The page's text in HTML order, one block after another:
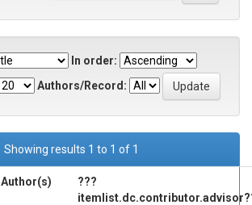
In order:
Authors/Record:
Showing results 1 to 1 of 1
Author(s)
???